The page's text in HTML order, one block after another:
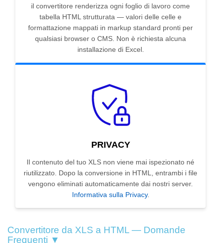
il convertitore renderizza ogni foglio di lavoro come
tabella HTML strutturata — valori delle celle e
formattazione mappati in markup standard pronti per
qualsiasi browser o CMS. Non è richiesta alcuna
installazione di Excel.
PRIVACY
Il contenuto del tuo XLS non viene mai ispezionato né
riutilizzato. Dopo la conversione in HTML, entrambi i file
vengono eliminati automaticamente dai nostri server.
Informativa sulla Privacy.
Convertitore da XLS a HTML — Domande
Frequenti ▼